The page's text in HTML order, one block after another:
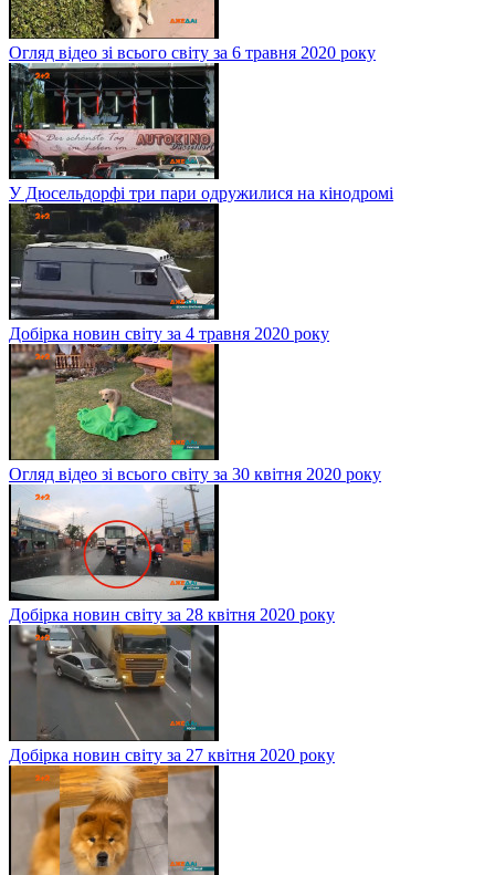
Огляд відео зі всього світу за 6 травня 2020 року
У Дюсельдорфі три пари одружилися на кінодромі
Добірка новин світу за 4 травня 2020 року
Огляд відео зі всього світу за 30 квітня 2020 року
Добірка новин світу за 28 квітня 2020 року
Добірка новин світу за 27 квітня 2020 року